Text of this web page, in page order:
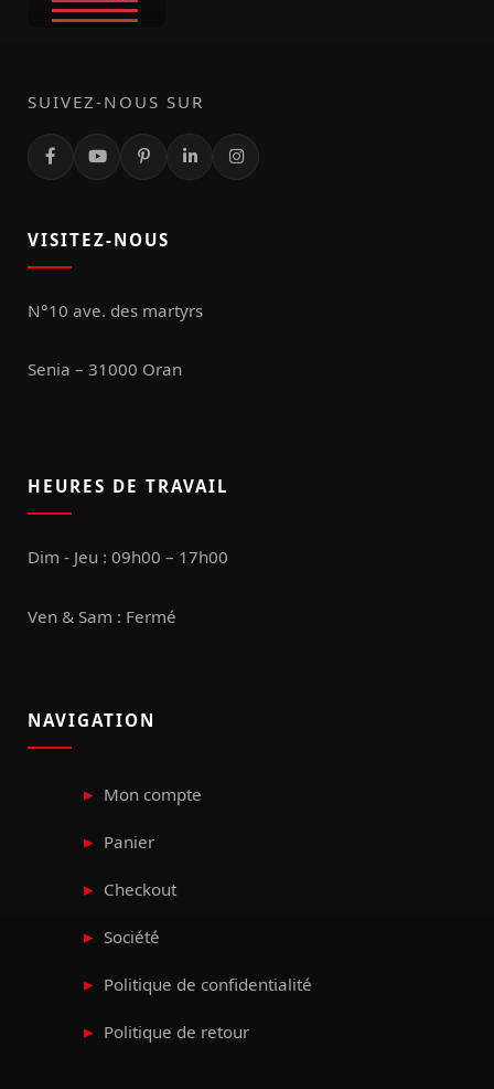
SUIVEZ-NOUS SUR
VISITEZ-NOUS
N°10 ave. des martyrs
Senia – 31000 Oran
HEURES DE TRAVAIL
Dim - Jeu : 09h00 – 17h00
Ven & Sam : Fermé
NAVIGATION
Mon compte
Panier
Checkout
Société
Politique de confidentialité
Politique de retour